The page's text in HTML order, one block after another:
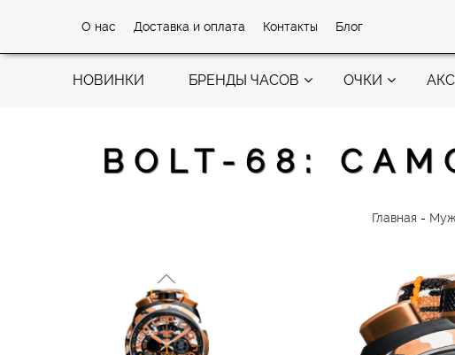
О нас Доставка и оплата Контакты Блог
НОВИНКИ БРЕНДЫ ЧАСОВ ОЧКИ
Главная -
BOLT-68: